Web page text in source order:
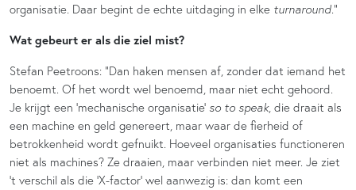
organisatie. Daar begint de echte uitdaging in elke turnaround.”
Wat gebeurt er als die ziel mist?
Stefan Peetroons: “Dan haken mensen af, zonder dat iemand het
benoemt. Of het wordt wel benoemd, maar niet echt gehoord.
Je krijgt een ‘mechanische organisatie’ so to speak, die draait als
een machine en geld genereert, maar waar de fierheid of
betrokkenheid wordt gefnuikt. Hoeveel organisaties functioneren
niet als machines? Ze draaien, maar verbinden niet meer. Je ziet
‘t verschil als die ‘X-factor’ wel aanwezig is: dan komt een